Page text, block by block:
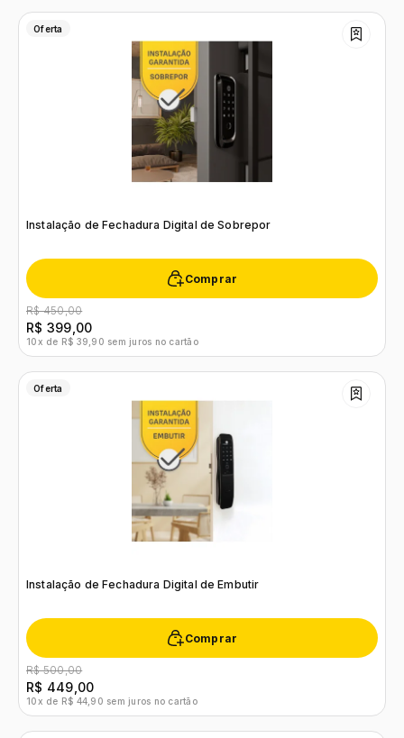
Oferta
Instalação de Fechadura Digital de Sobrepor
Comprar
R$ 450,00
R$ 399,00
10x de R$ 39,90 sem juros no cartão
Oferta
Instalação de Fechadura Digital de Embutir
Comprar
R$ 500,00
R$ 449,00
10x de R$ 44,90 sem juros no cartão